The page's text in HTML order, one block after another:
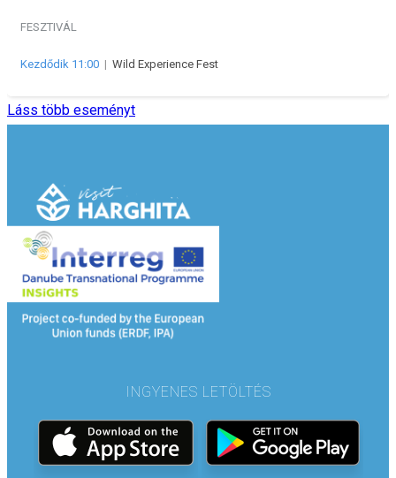
FESZTIVÁL
Kezdődik 11:00 | Wild Experience Fest
Láss több eseményt
INGYENES LETÖLTÉS